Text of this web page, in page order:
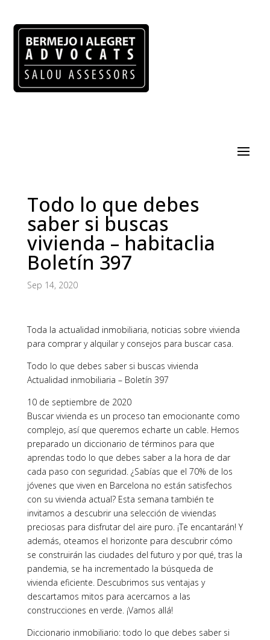
Todo lo que debes
saber si buscas
vivienda – habitaclia
Boletín 397
Sep 14, 2020
Toda la actualidad inmobiliaria, noticias sobre vivienda
para comprar y alquilar y consejos para buscar casa.
Todo lo que debes saber si buscas vivienda
Actualidad inmobiliaria – Boletín 397
10 de septiembre de 2020
Buscar vivienda es un proceso tan emocionante como
complejo, así que queremos echarte un cable. Hemos
preparado un diccionario de términos para que
aprendas todo lo que debes saber a la hora de dar
cada paso con seguridad. ¿Sabías que el 70% de los
jóvenes que viven en Barcelona no están satisfechos
con su vivienda actual? Esta semana también te
invitamos a descubrir una selección de viviendas
preciosas para disfrutar del aire puro. ¡Te encantarán! Y
además, oteamos el horizonte para descubrir cómo
se construirán las ciudades del futuro y por qué, tras la
pandemia, se ha incrementado la búsqueda de
vivienda eficiente. Descubrimos sus ventajas y
descartamos mitos para acercarnos a las
construcciones en verde. ¡Vamos allá!
Diccionario inmobiliario: todo lo que debes saber si